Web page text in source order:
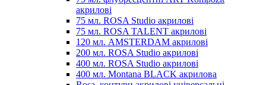
акрилові
75 мл. ROSA Studio акрилові
75 мл. ROSA TALENT акрилові
120 мл. AMSTERDAM акрилові
200 мл. ROSA Studio акрилові
400 мл. ROSA Studio акрилові
400 мл. Montana BLACK акрилова